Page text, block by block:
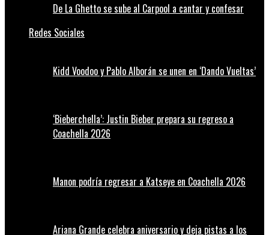
De La Ghetto se sube al Carpool a cantar y confesar
Redes Sociales
Kidd Voodoo y Pablo Alborán se unen en ‘Dando Vueltas’
‘Bieberchella’: Justin Bieber prepara su regreso a
Coachella 2026
Manon podría regresar a Katseye en Coachella 2026
Ariana Grande celebra aniversario y deja pistas a los